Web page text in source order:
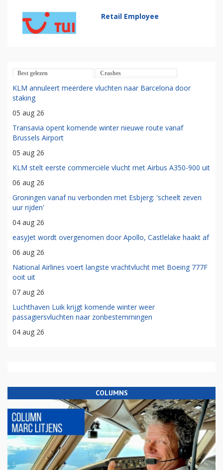
Retail Employee
Best gelezen Crashes
KLM annuleert meerdere vluchten naar Barcelona door
staking
05 aug 26
Transavia opent komende winter nieuwe route vanaf
Brussels Airport
05 aug 26
KLM stelt eerste commerciële vlucht met Airbus A350-900 uit
06 aug 26
Groningen vanaf nu verbonden met Esbjerg: 'scheelt zeven
uur rijden'
04 aug 26
easyJet wordt overgenomen door Apollo, Castlelake haakt af
06 aug 26
National Airlines voert langste vrachtvlucht met Boeing 777F
ooit uit
07 aug 26
Luchthaven Luik krijgt komende winter weer
passagiersvluchten naar zonbestemmingen
04 aug 26
COLUMNS